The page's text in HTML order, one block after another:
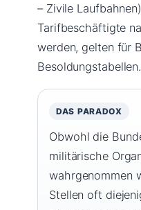
– Zivile
Tarifbeschäftigte
werden, gelten für
Besoldungstabellen.
DAS PARADOX
Obwohl die
militärische
wahrgenommen
Stellen oft